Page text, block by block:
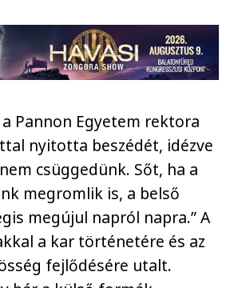
Pannon Egyetem rektora
nyitotta beszédét, idézve
csüggedünk. Sőt, ha a
megromlik is, a belső
megújul napról napra.” A
a kar történetére és az
fejlődésére utalt.